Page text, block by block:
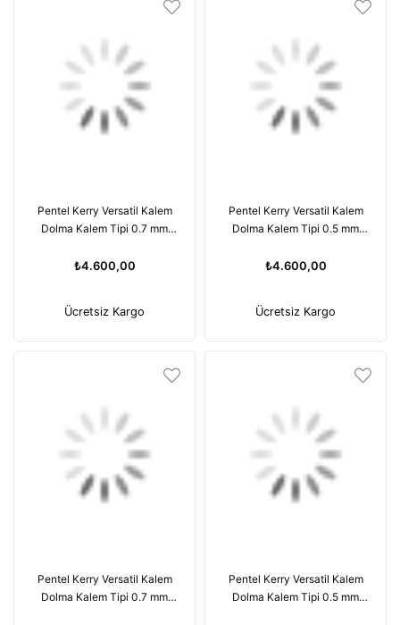
Pentel Kerry Versatil Kalem
Dolma Kalem Tipi 0.7 mm
₺4.600,00
Ücretsiz Kargo
Pentel Kerry Versatil Kalem
Dolma Kalem Tipi 0.5 mm
₺4.600,00
Ücretsiz Kargo
Pentel Kerry Versatil Kalem
Dolma Kalem Tipi 0.7 mm
Pentel Kerry Versatil Kalem
Dolma Kalem Tipi 0.5 mm